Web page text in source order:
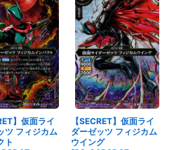
り込む
】仮面ライ
ツ フィジカム
ト
【SECRET】仮面ライ
ダーゼッツ フィジカム
ウイング